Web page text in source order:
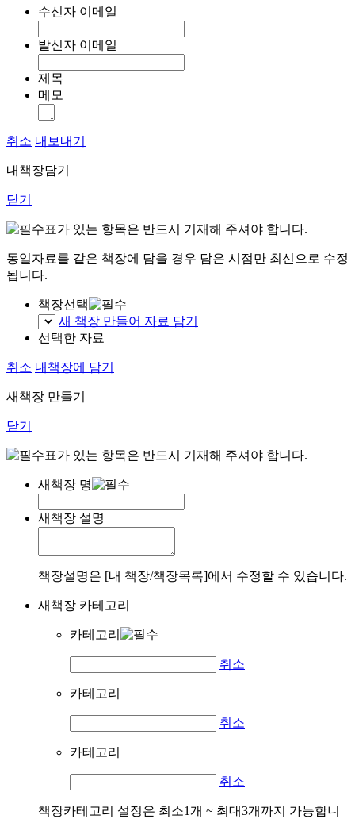
수신자 이메일
발신자 이메일
제목
메모
취소 내보내기
내책장담기
닫기
표가 있는 항목은 반드시 기재해 주셔야 합니다.
동일자료를 같은 책장에 담을 경우 담은 시점만 최신으로 수정
됩니다.
책장선택
새 책장 만들어 자료 담기
선택한 자료
취소 내책장에 담기
새책장 만들기
닫기
표가 있는 항목은 반드시 기재해 주셔야 합니다.
새책장 명
새책장 설명
책장설명은 [내 책장/책장목록]에서 수정할 수 있습니다.
새책장 카테고리
카테고리
취소
카테고리
취소
카테고리
취소
책장카테고리 설정은 최소1개 ~ 최대3개까지 가능합니